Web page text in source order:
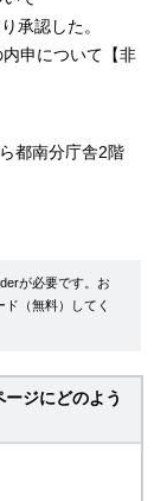
承認した。
申について【非
都南分庁舎2階
が必要です。お
ド（無料）してく
ジにどのよう